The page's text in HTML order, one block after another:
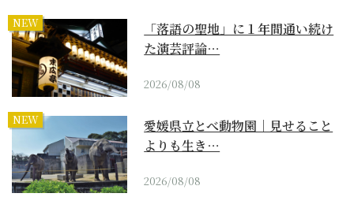
NEW
「落語の聖地」に１年間通い続け
た演芸評論…
2026/08/08
NEW
愛媛県立とべ動物園｜見せること
よりも生き…
2026/08/08